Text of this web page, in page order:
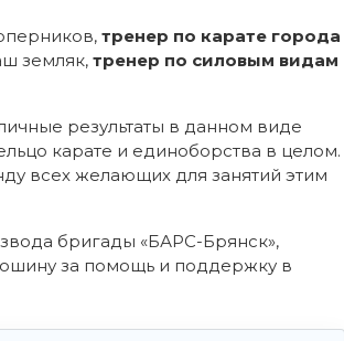
тренер по карате города
земляк, тренер по силовым видам
результаты в данном виде
карате и единоборства в целом.
всех желающих для занятий этим
бригады «БАРС-Брянск»,
за помощь и поддержку в